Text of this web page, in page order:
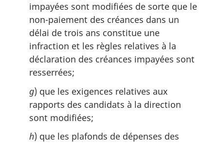
impayées sont modifiées de sorte que le
non-paiement des créances dans un
délai de trois ans constitue une
infraction et les règles relatives à la
déclaration des créances impayées sont
resserrées;
g) que les exigences relatives aux
rapports des candidats à la direction
sont modifiées;
h) que les plafonds de dépenses des